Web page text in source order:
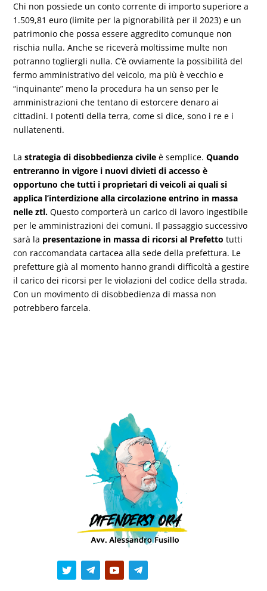
Chi non possiede un conto corrente di importo superiore a
1.509,81 euro (limite per la pignorabilità per il 2023) e un
patrimonio che possa essere aggredito comunque non
rischia nulla. Anche se riceverà moltissime multe non
potranno togliergli nulla. C’è ovviamente la possibilità del
fermo amministrativo del veicolo, ma più è vecchio e
“inquinante” meno la procedura ha un senso per le
amministrazioni che tentano di estorcere denaro ai
cittadini. I potenti della terra, come si dice, sono i re e i
nullatenenti.
Lastrategia di disobbedienza civile è semplice.Quando
entreranno in vigore i nuovi divieti di accesso è
opportuno che tutti i proprietari di veicoli ai quali si
applica l’interdizione alla circolazione entrino in massa
nelle ztl.Questo comporterà un carico di lavoro ingestibile
per le amministrazioni dei comuni. Il passaggio successivo
sarà la presentazione in massa di ricorsi al Prefetto tutti
con raccomandata cartacea alla sede della prefettura. Le
prefetture già al momento hanno grandi difficoltà a gestire
il carico dei ricorsi per le violazioni del codice della strada.
Con un movimento di disobbedienza di massa non
potrebbero farcela.